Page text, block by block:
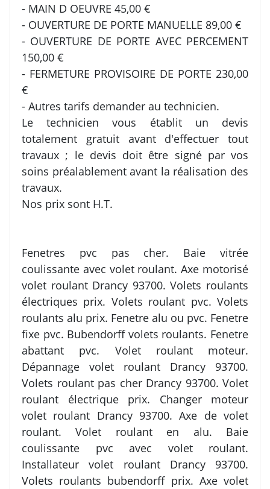
- MAIN D OEUVRE 45,00 €
- OUVERTURE DE PORTE MANUELLE 89,00 €
- OUVERTURE DE PORTE AVEC PERCEMENT
150,00 €
- FERMETURE PROVISOIRE DE PORTE 230,00
€
- Autres tarifs demander au technicien.
Le technicien vous établit un devis
totalement gratuit avant d'effectuer tout
travaux ; le devis doit être signé par vos
soins préalablement avant la réalisation des
travaux.
Nos prix sont H.T.
Fenetres pvc pas cher. Baie vitrée
coulissante avec volet roulant. Axe motorisé
volet roulant Drancy 93700. Volets roulants
électriques prix. Volets roulant pvc. Volets
roulants alu prix. Fenetre alu ou pvc. Fenetre
fixe pvc. Bubendorff volets roulants. Fenetre
abattant pvc. Volet roulant moteur.
Dépannage volet roulant Drancy 93700.
Volets roulant pas cher Drancy 93700. Volet
roulant électrique prix. Changer moteur
volet roulant Drancy 93700. Axe de volet
roulant. Volet roulant en alu. Baie
coulissante pvc avec volet roulant.
Installateur volet roulant Drancy 93700.
Volets roulants bubendorff prix. Axe volet